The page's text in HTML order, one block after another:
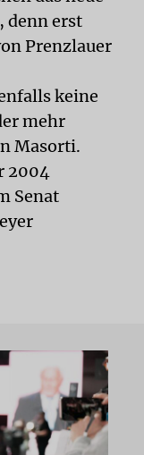
denn erst
Prenzlauer
keine
mehr
Masorti.
2004
Senat